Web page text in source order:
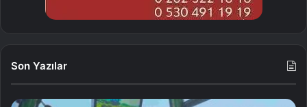
Son Yazılar